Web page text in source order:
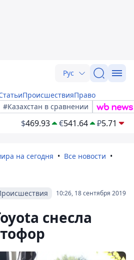
Рус
ПроисшествияПраво
#Казахстан в сравнении
$469.93 €541.64 ₽5.71
на сегодня
Все новости
10:26, 18 сентября 2019
снесла